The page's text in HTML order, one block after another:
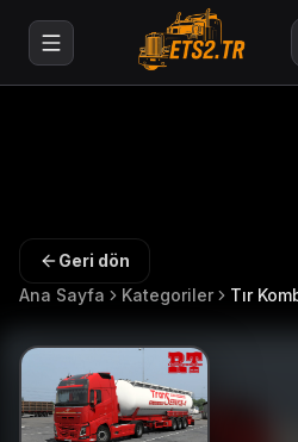
Geri dön
Ana Sayfa
Kategoriler